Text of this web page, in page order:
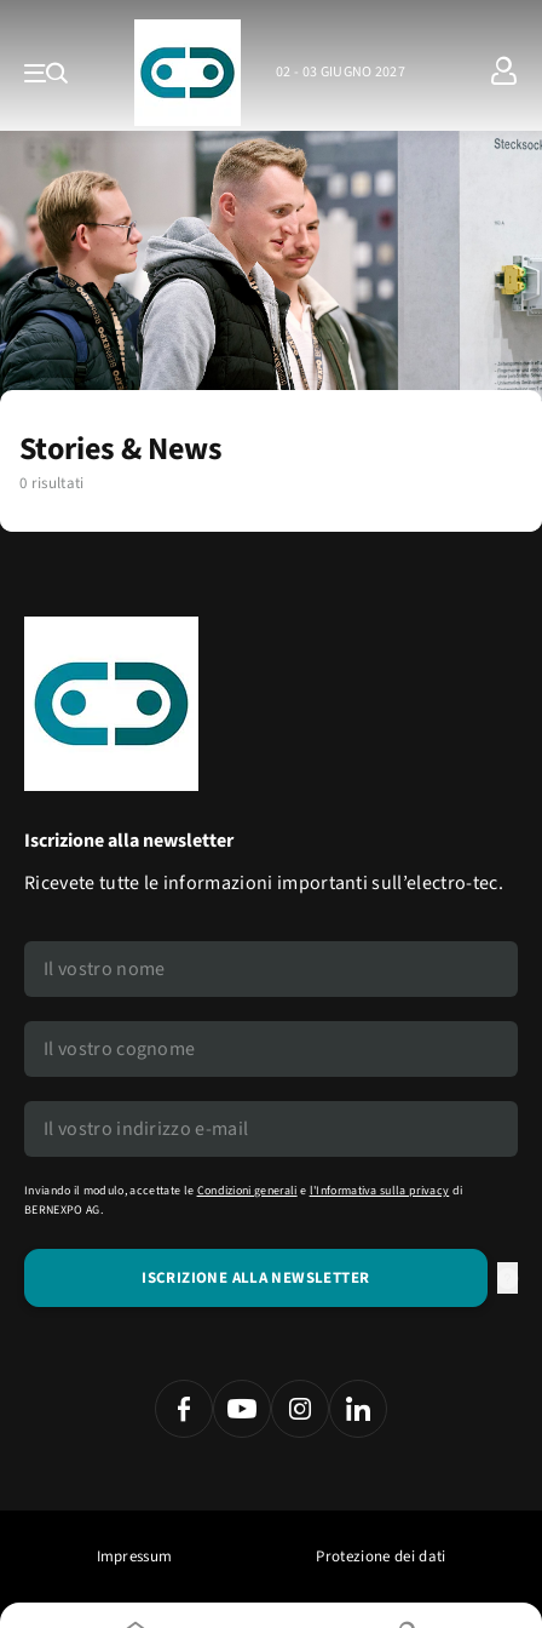
02 - 03 GIUGNO 2027
Stories & News
0 risultati
Iscrizione alla newsletter
Ricevete tutte le informazioni importanti sull’electro-tec.
Inviando il modulo, accettate le Condizioni generali e l'Informativa sulla privacy di
BERNEXPO AG.
Impressum Protezione dei dati